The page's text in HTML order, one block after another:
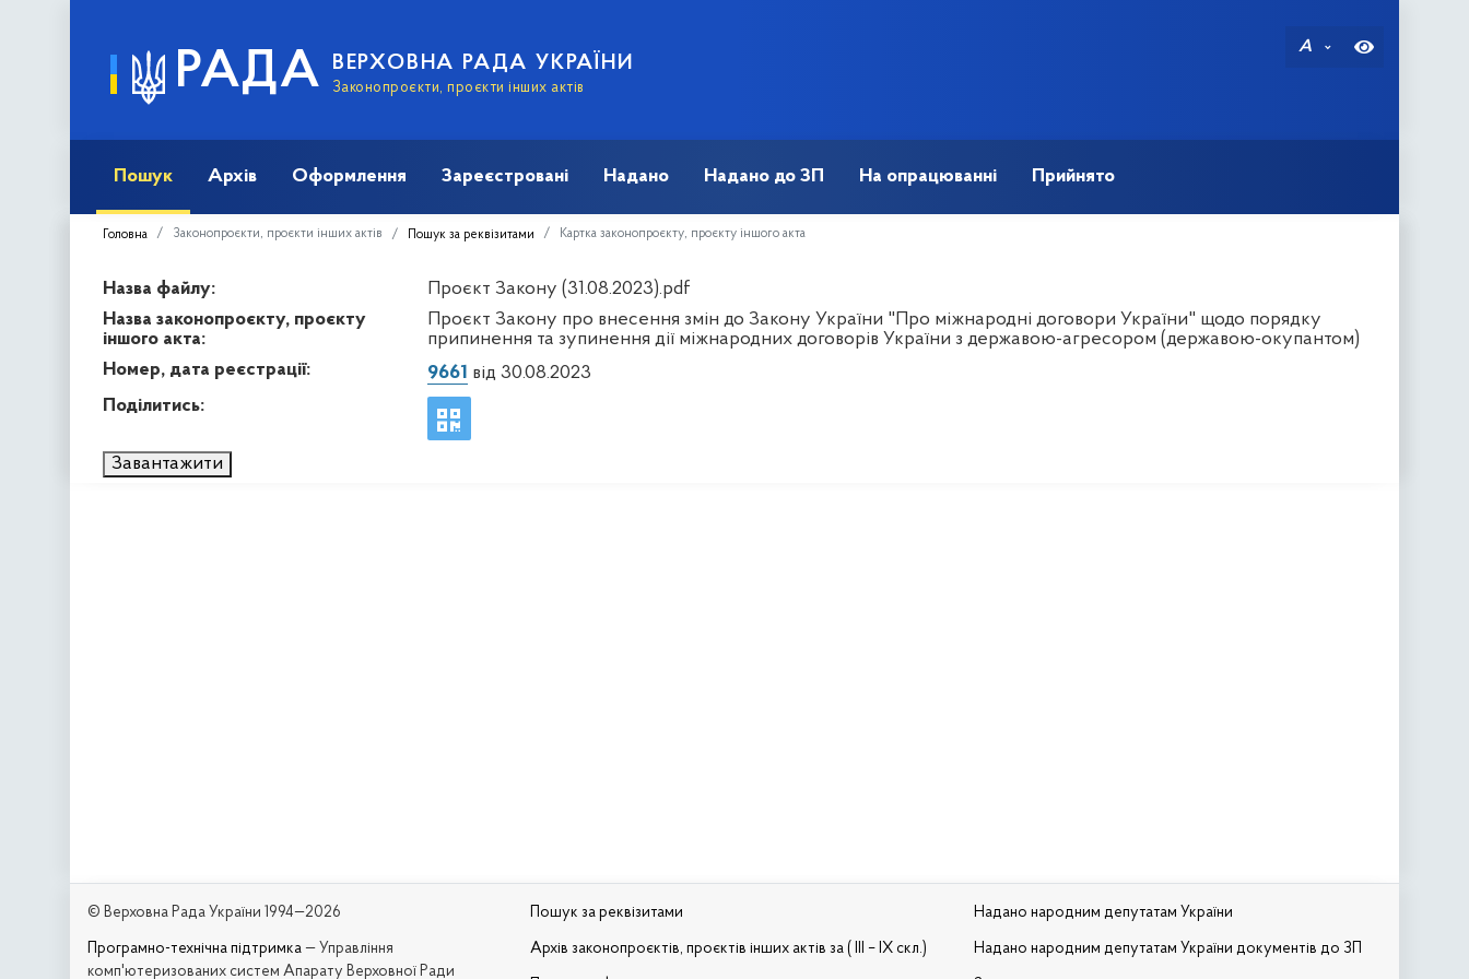
РАДА ВЕРХОВНА РАДА УКРАЇНИ
Законопроєкти, проєкти інших актів
A
Пошук Архів Оформлення Зареєстровані Надано Надано до ЗП На опрацюванні Прийнято
Головна Законопроєкти, проєкти інших актів Пошук за реквізитами Картка законопроєкту, проєкту іншого акта
Назва файлу:
Проєкт Закону (31.08.2023).pdf
Назва законопроєкту, проєкту
іншого акта:
Проєкт Закону про внесення змін до Закону України "Про міжнародні договори України" щодо порядку
припинення та зупинення дії міжнародних договорів України з державою-агресором (державою-окупантом)
Номер, дата реєстрації:
9661 від 30.08.2023
Поділитись:
Завантажити
© Верховна Рада України 1994—2026
Програмно-технічна підтримка — Управління
комп'ютеризованих систем Апарату Верховної Ради
Пошук за реквізитами
Архів законопроєктів, проєктів інших актів за ( III – IX скл.)
Надано народним депутатам України
Надано народним депутатам України документів до ЗП